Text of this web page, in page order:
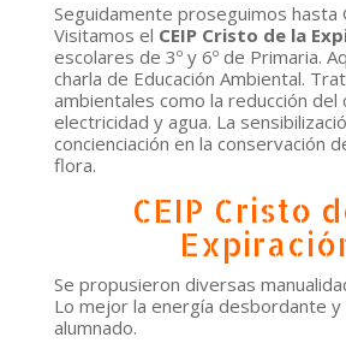
Seguidamente proseguimos hasta
Visitamos el CEIP Cristo de la
escolares de 3º y 6º de Primaria.
charla de Educación Ambiental.
ambientales como la reducción del
electricidad y agua. La
concienciación en la conservación
flora.
CEIP Cristo
Se propusieron diversas
Lo mejor la energía desbordante
alumnado.